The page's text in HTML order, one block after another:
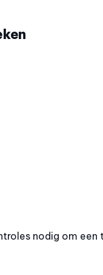
nodig om